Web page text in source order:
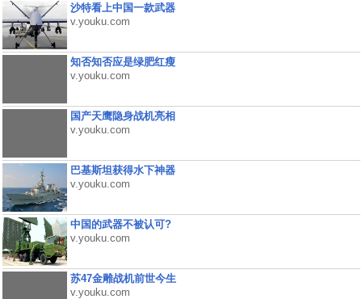
沙特看上中国一款武器
v.youku.com
知否知否应是绿肥红瘦
v.youku.com
国产天鹰隐身战机亮相
v.youku.com
巴基斯坦获得水下神器
v.youku.com
中国的武器不被认可?
v.youku.com
苏47金雕战机前世今生
v.youku.com